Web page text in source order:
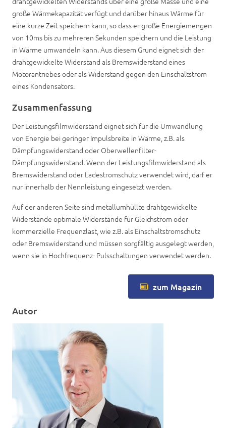
große Wärmekapazität verfügt und darüber hinaus Wärme für
eine kurze Zeit speichern kann, so dass er große Energiemengen
von 10ms bis zu mehreren Sekunden speichern und die Leistung
in Wärme umwandeln kann. Aus diesem Grund eignet sich der
drahtgewickelte Widerstand als Bremswiderstand eines
Motorantriebes oder als Widerstand gegen den Einschaltstrom
eines Kondensators.
Zusammenfassung
Der Leistungsfilmwiderstand eignet sich für die Umwandlung
von Energie bei geringer Impulsbreite in Wärme, z.B. als
Dämpfungswiderstand oder Oberwellenfilter-
Dämpfungswiderstand. Wenn der Leistungsfilmwiderstand als
Bremswiderstand oder Ladestromschutz verwendet wird, darf er
nur innerhalb der Nennleistung eingesetzt werden.
Auf der anderen Seite sind metallumhüllte drahtgewickelte
Widerstände optimale Widerstände für Gleichstrom oder
kommerzielle Frequenzlast, wie z.B. als Einschaltstromschutz
oder Bremswiderstand und müssen sorgfältig ausgelegt werden,
wenn sie in Hochfrequenz- Pulsschaltungen verwendet werden.
zum Magazin
Autor